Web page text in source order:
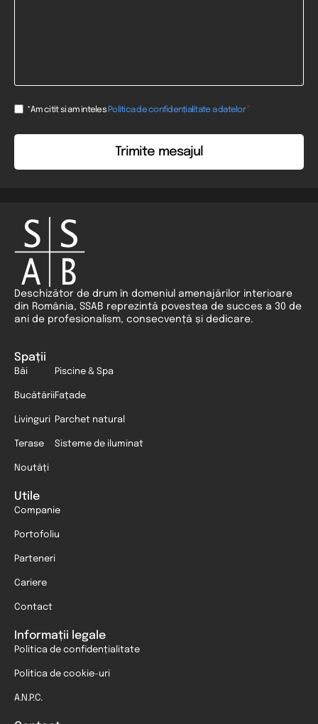
Consent
*Am citit si am inteles Politica de confidențialitate a datelor*
Deschizător de drum în domeniul amenajărilor interioare
din România, SSAB reprezintă povestea de succes a 30 de
ani de profesionalism, consecvență și dedicare.
Spații
Băi
Bucătării
Livinguri
Terase
Noutăți
Piscine & Spa
Fațade
Parchet natural
Sisteme de iluminat
Utile
Companie
Portofoliu
Parteneri
Cariere
Contact
Informații legale
Politica de confidențialitate
Politica de cookie-uri
A.N.P.C.